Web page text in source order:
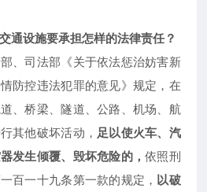
通设施要承担怎样的法律责任？
、司法部《关于依法惩治妨害新
防控违法犯罪的意见》规定，在
、桥梁、隧道、公路、机场、航
其他破坏活动， 足以使火车、汽
发生倾覆、毁坏危险的，依照刑
百一十九条第一款的规定， 以破